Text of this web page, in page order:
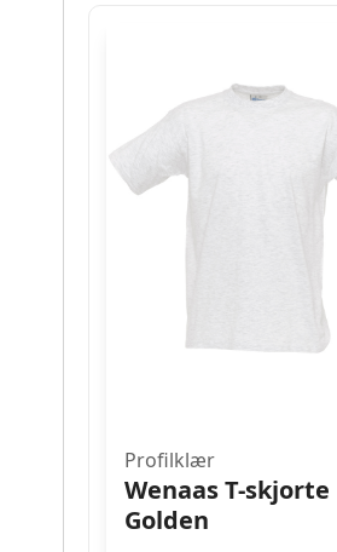
Profilklær
Wenaas T-skjorte
Golden